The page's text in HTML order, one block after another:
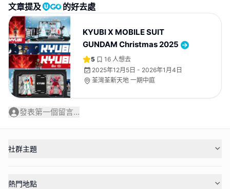
文章提及 的好去處
KYUBI X MOBILE SUIT
GUNDAM Christmas 2025
5 16 人想去
2025年12月5日 - 2026年1月4日
荃灣荃新天地 一期中庭
發表第一個留言...
社群主題
熱門地點